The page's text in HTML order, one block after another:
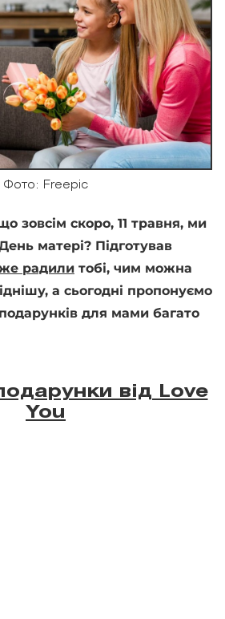
Фото: Freepic
зовсім скоро, 11 травня, ми
матері? Підготував
радили тобі, чим можна
а сьогодні пропонуємо
для мами багато
від Love
You